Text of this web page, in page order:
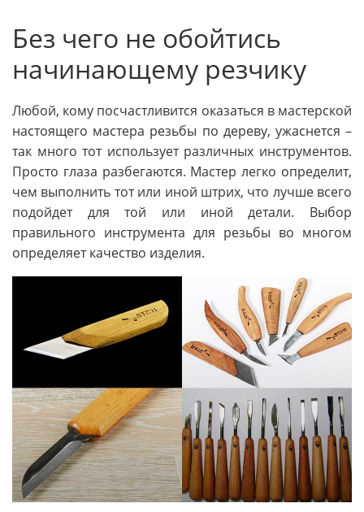
Без чего не обойтись
начинающему резчику
Любой, кому посчастливится оказаться в мастерской
настоящего мастера резьбы по дереву, ужаснется –
так много тот использует различных инструментов.
Просто глаза разбегаются. Мастер легко определит,
чем выполнить тот или иной штрих, что лучше всего
подойдет для той или иной детали. Выбор
правильного инструмента для резьбы во многом
определяет качество изделия.